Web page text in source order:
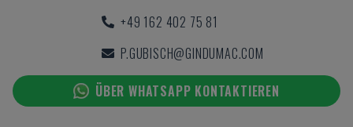
+49 162 402 75 81
P.GUBISCH@GINDUMAC.COM
ÜBER WHATSAPP KONTAKTIEREN